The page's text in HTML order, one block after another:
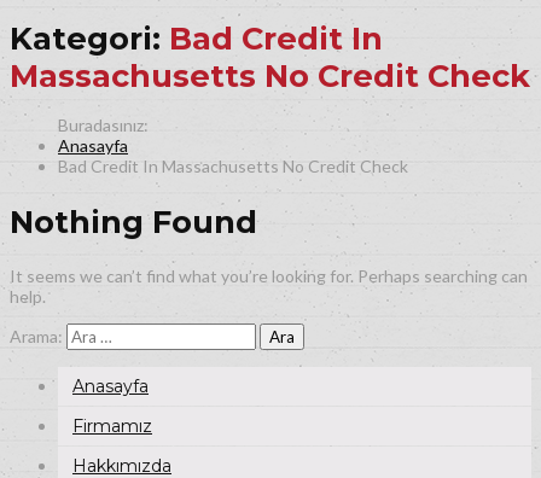
Kategori: Bad Credit In
Massachusetts No Credit Check
Anasayfa
Bad Credit In Massachusetts No Credit Check
Nothing Found
It seems we can’t find what you’re looking for. Perhaps searching can
help.
Arama:
Anasayfa
Firmamız
Hakkımızda